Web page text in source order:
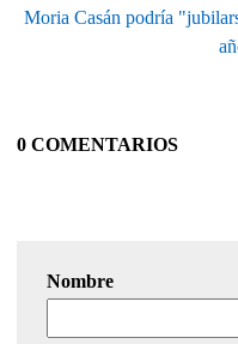
Moria Casán podría
0 COMENTARIOS
Nombre